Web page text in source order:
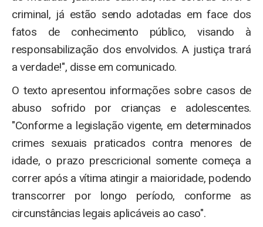
criminal, já estão sendo adotadas em face dos
fatos de conhecimento público, visando à
responsabilização dos envolvidos. A justiça trará
a verdade!", disse em comunicado.
O texto apresentou informações sobre casos de
abuso sofrido por crianças e adolescentes.
"Conforme a legislação vigente, em determinados
crimes sexuais praticados contra menores de
idade, o prazo prescricional somente começa a
correr após a vítima atingir a maioridade, podendo
transcorrer por longo período, conforme as
circunstâncias legais aplicáveis ao caso".